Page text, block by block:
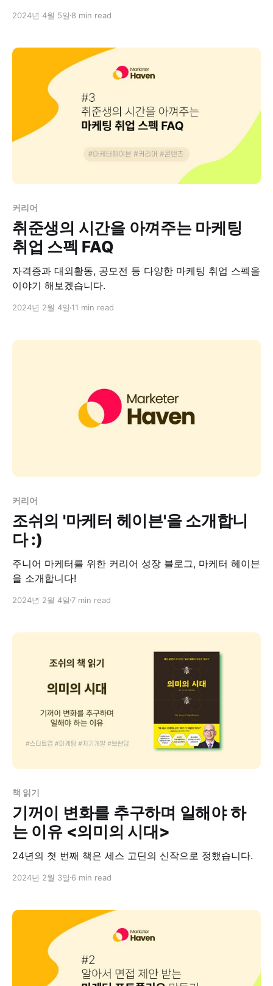
2024년 4월 5일 8 min read
커리어
취준생의 시간을 아껴주는 마케팅
취업 스펙 FAQ
자격증과 대외활동, 공모전 등 다양한 마케팅 취업 스펙을
이야기 해보겠습니다.
2024년 2월 4일 11 min read
커리어
조쉬의 '마케터 헤이븐'을 소개합니
다 :)
주니어 마케터를 위한 커리어 성장 블로그, 마케터 헤이븐
을 소개합니다!
2024년 2월 4일 7 min read
책 읽기
기꺼이 변화를 추구하며 일해야 하
는 이유 <의미의 시대>
24년의 첫 번째 책은 세스 고딘의 신작으로 정했습니다.
2024년 2월 3일 6 min read